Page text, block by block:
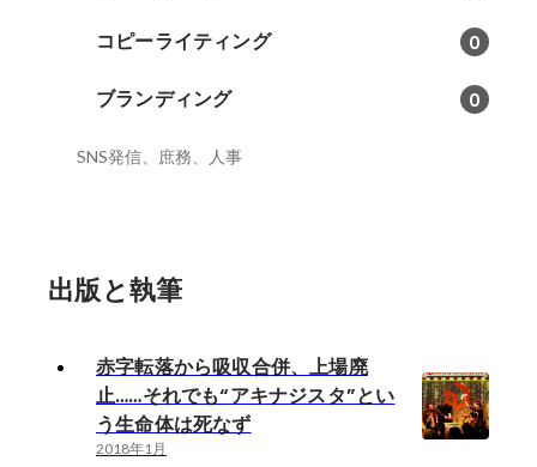
コピーライティング 0
ブランディング 0
SNS発信、庶務、人事
出版と執筆
赤字転落から吸収合併、上場廃
止……それでも“アキナジスタ”とい
う生命体は死なず
2018年1月